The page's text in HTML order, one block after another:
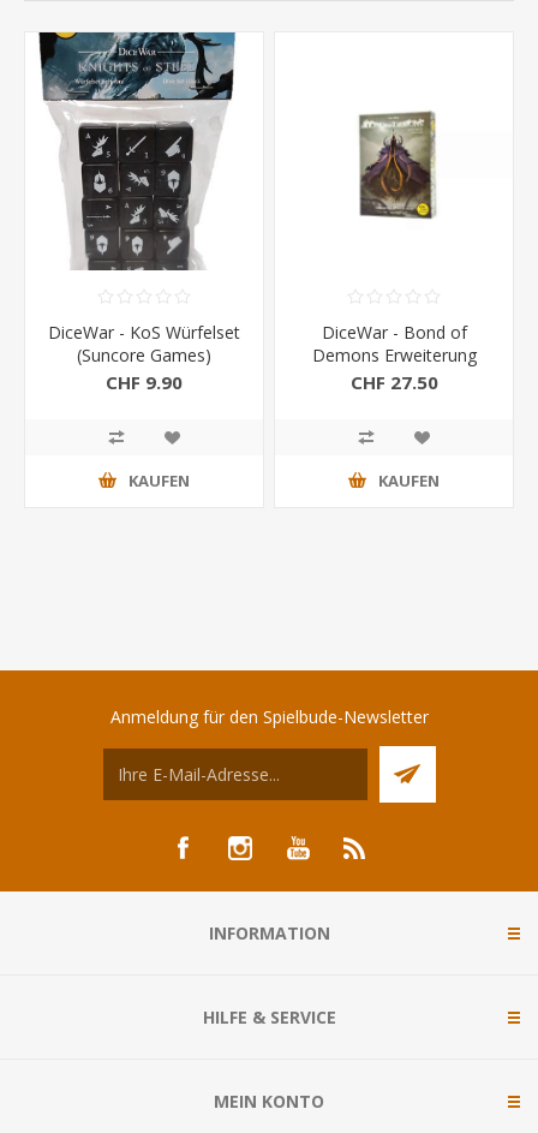
DiceWar - KoS Würfelset
(Suncore Games)
CHF 9.90
KAUFEN
DiceWar - Bond of
Demons Erweiterung
(suncore games)
CHF 27.50
KAUFEN
Anmeldung für den Spielbude-Newsletter
INFORMATION
HILFE & SERVICE
MEIN KONTO